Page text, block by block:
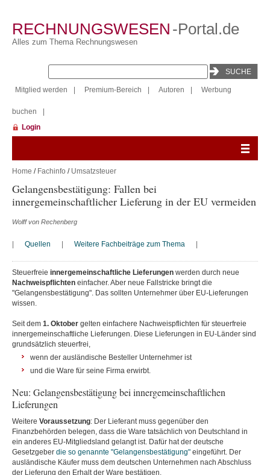
RECHNUNGSWESEN -Portal.de
Alles zum Thema Rechnungswesen
Mitglied werden Premium-Bereich Autoren Werbung
buchen
Login
Home / Fachinfo / Umsatzsteuer
Gelangensbestätigung: Fallen bei
innergemeinschaftlicher Lieferung in der EU vermeiden
Wolff von Rechenberg
Quellen Weitere Fachbeiträge zum Thema
Steuerfreie innergemeinschaftliche Lieferungen werden durch neue
Nachweispflichten einfacher. Aber neue Fallstricke bringt die
"Gelangensbestätigung". Das sollten Unternehmer über EU-Lieferungen
wissen.
Seit dem 1. Oktober gelten einfachere Nachweispflichten für steuerfreie
innergemeinschaftliche Lieferungen. Diese Lieferungen in EU-Länder sind
grundsätzlich steuerfrei,
wenn der ausländische Besteller Unternehmer ist
und die Ware für seine Firma erwirbt.
Neu: Gelangensbestätigung bei innergemeinschaftlichen
Lieferungen
Weitere Voraussetzung: Der Lieferant muss gegenüber den
Finanzbehörden belegen, dass die Ware tatsächlich von Deutschland in
ein anderes EU-Mitgliedsland gelangt ist. Dafür hat der deutsche
Gesetzgeber die so genannte "Gelangensbestätigung" eingeführt. Der
ausländische Käufer muss dem deutschen Unternehmen nach Abschluss
der Lieferung den Erhalt der Ware bestätigen.